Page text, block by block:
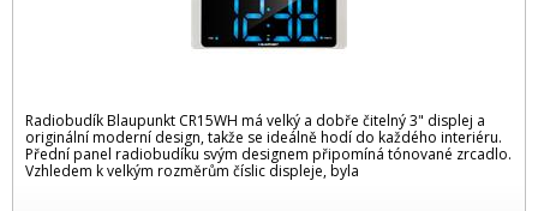
Radiobudík Blaupunkt CR15WH má velký a dobře čitelný 3" displej a
originální moderní design, takže se ideálně hodí do každého interiéru.
Přední panel radiobudíku svým designem připomíná tónované zrcadlo.
Vzhledem k velkým rozměrům číslic displeje, byla